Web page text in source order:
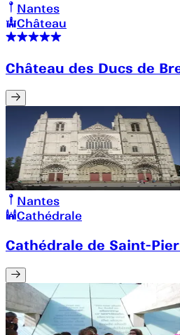
Nantes
Château
Château des Ducs de
Nantes
Cathédrale
Cathédrale de Saint-